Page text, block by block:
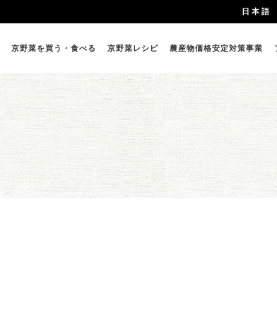
日本語
京野菜を買う・食べる 京野菜レシピ 農産物価格安定対策事業